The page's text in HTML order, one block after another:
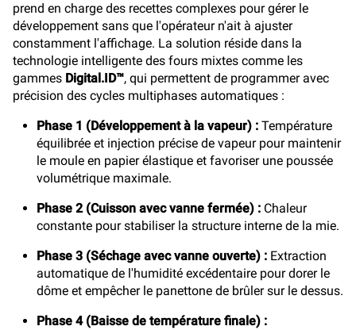
prend en charge des recettes complexes pour gérer le
développement sans que l'opérateur n'ait à ajuster
constamment l'affichage. La solution réside dans la
technologie intelligente des fours mixtes comme les
gammes Digital.ID™, qui permettent de programmer avec
précision des cycles multiphases automatiques :
Phase 1 (Développement à la vapeur) : Température
équilibrée et injection précise de vapeur pour maintenir
le moule en papier élastique et favoriser une poussée
volumétrique maximale.
Phase 2 (Cuisson avec vanne fermée) : Chaleur
constante pour stabiliser la structure interne de la mie.
Phase 3 (Séchage avec vanne ouverte) : Extraction
automatique de l'humidité excédentaire pour dorer le
dôme et empêcher le panettone de brûler sur le dessus.
Phase 4 (Baisse de température finale) :